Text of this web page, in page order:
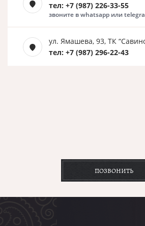
тел: +7 (987) 226-33-55
звоните в whatsapp или
ул. Ямашева, 93, ТК
тел: +7 (987) 296-22-43
ПОЗВОНИТЬ